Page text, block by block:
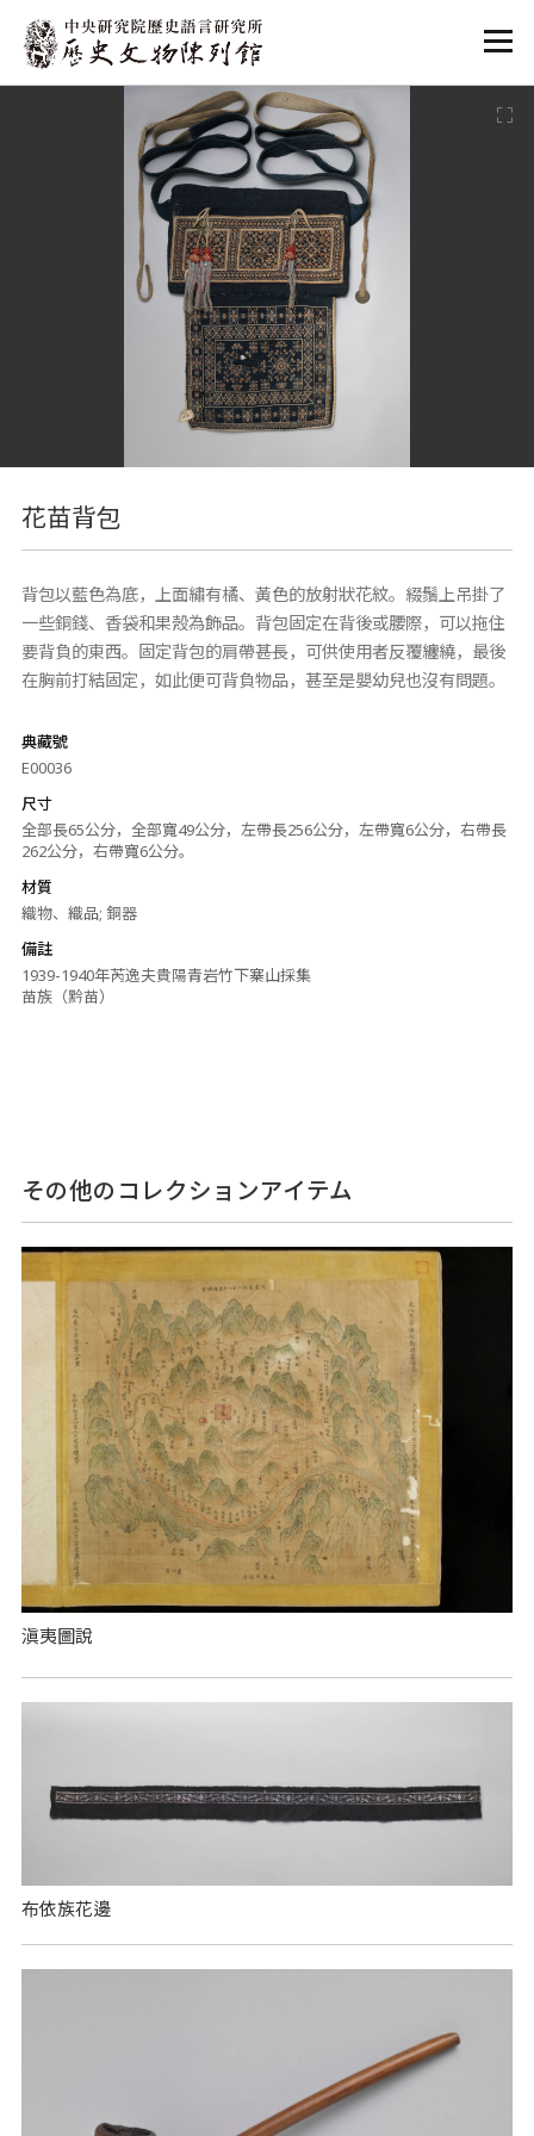
:::
花苗背包
背包以藍色為底，上面繡有橘、黃色的放射狀花紋。綴鬚上吊掛了
一些銅錢、香袋和果殼為飾品。背包固定在背後或腰際，可以拖住
要背負的東西。固定背包的肩帶甚長，可供使用者反覆纏繞，最後
在胸前打結固定，如此便可背負物品，甚至是嬰幼兒也沒有問題。
典藏號
E00036
尺寸
全部長65公分，全部寬49公分，左帶長256公分，左帶寬6公分，右帶長
262公分，右帶寬6公分。
材質
織物、織品; 銅器
備註
1939-1940年芮逸夫貴陽青岩竹下寨山採集
苗族（黔苗）
その他のコレクションアイテム
滇夷圖說
布依族花邊